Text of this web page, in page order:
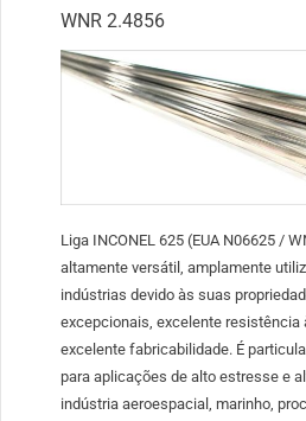
WNR 2.4856
Liga INCONEL 625 (EUA N06625 /
altamente versátil, amplamente
indústrias devido às suas
excepcionais, excelente resistência
excelente fabricabilidade. É
para aplicações de alto estresse e
indústria aeroespacial, marinho,